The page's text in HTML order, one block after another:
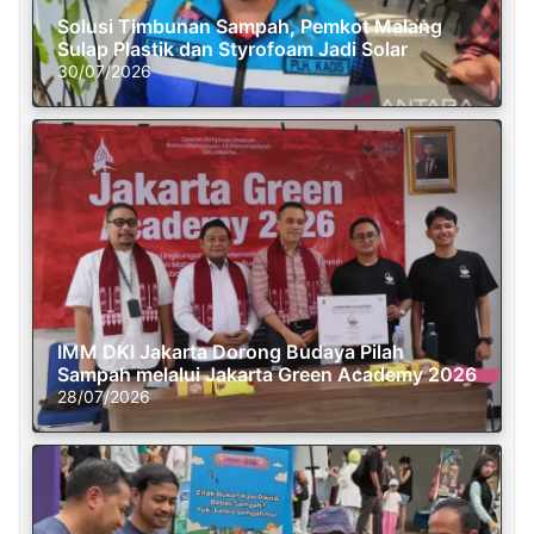
Solusi Timbunan Sampah, Pemkot Malang
Sulap Plastik dan Styrofoam Jadi Solar
30/07/2026
IMM DKI Jakarta Dorong Budaya Pilah
Sampah melalui Jakarta Green Academy 2026
28/07/2026